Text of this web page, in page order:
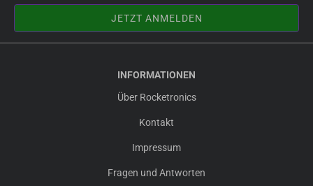
INFORMATIONEN
Über Rocketronics
Kontakt
Impressum
Fragen und Antworten